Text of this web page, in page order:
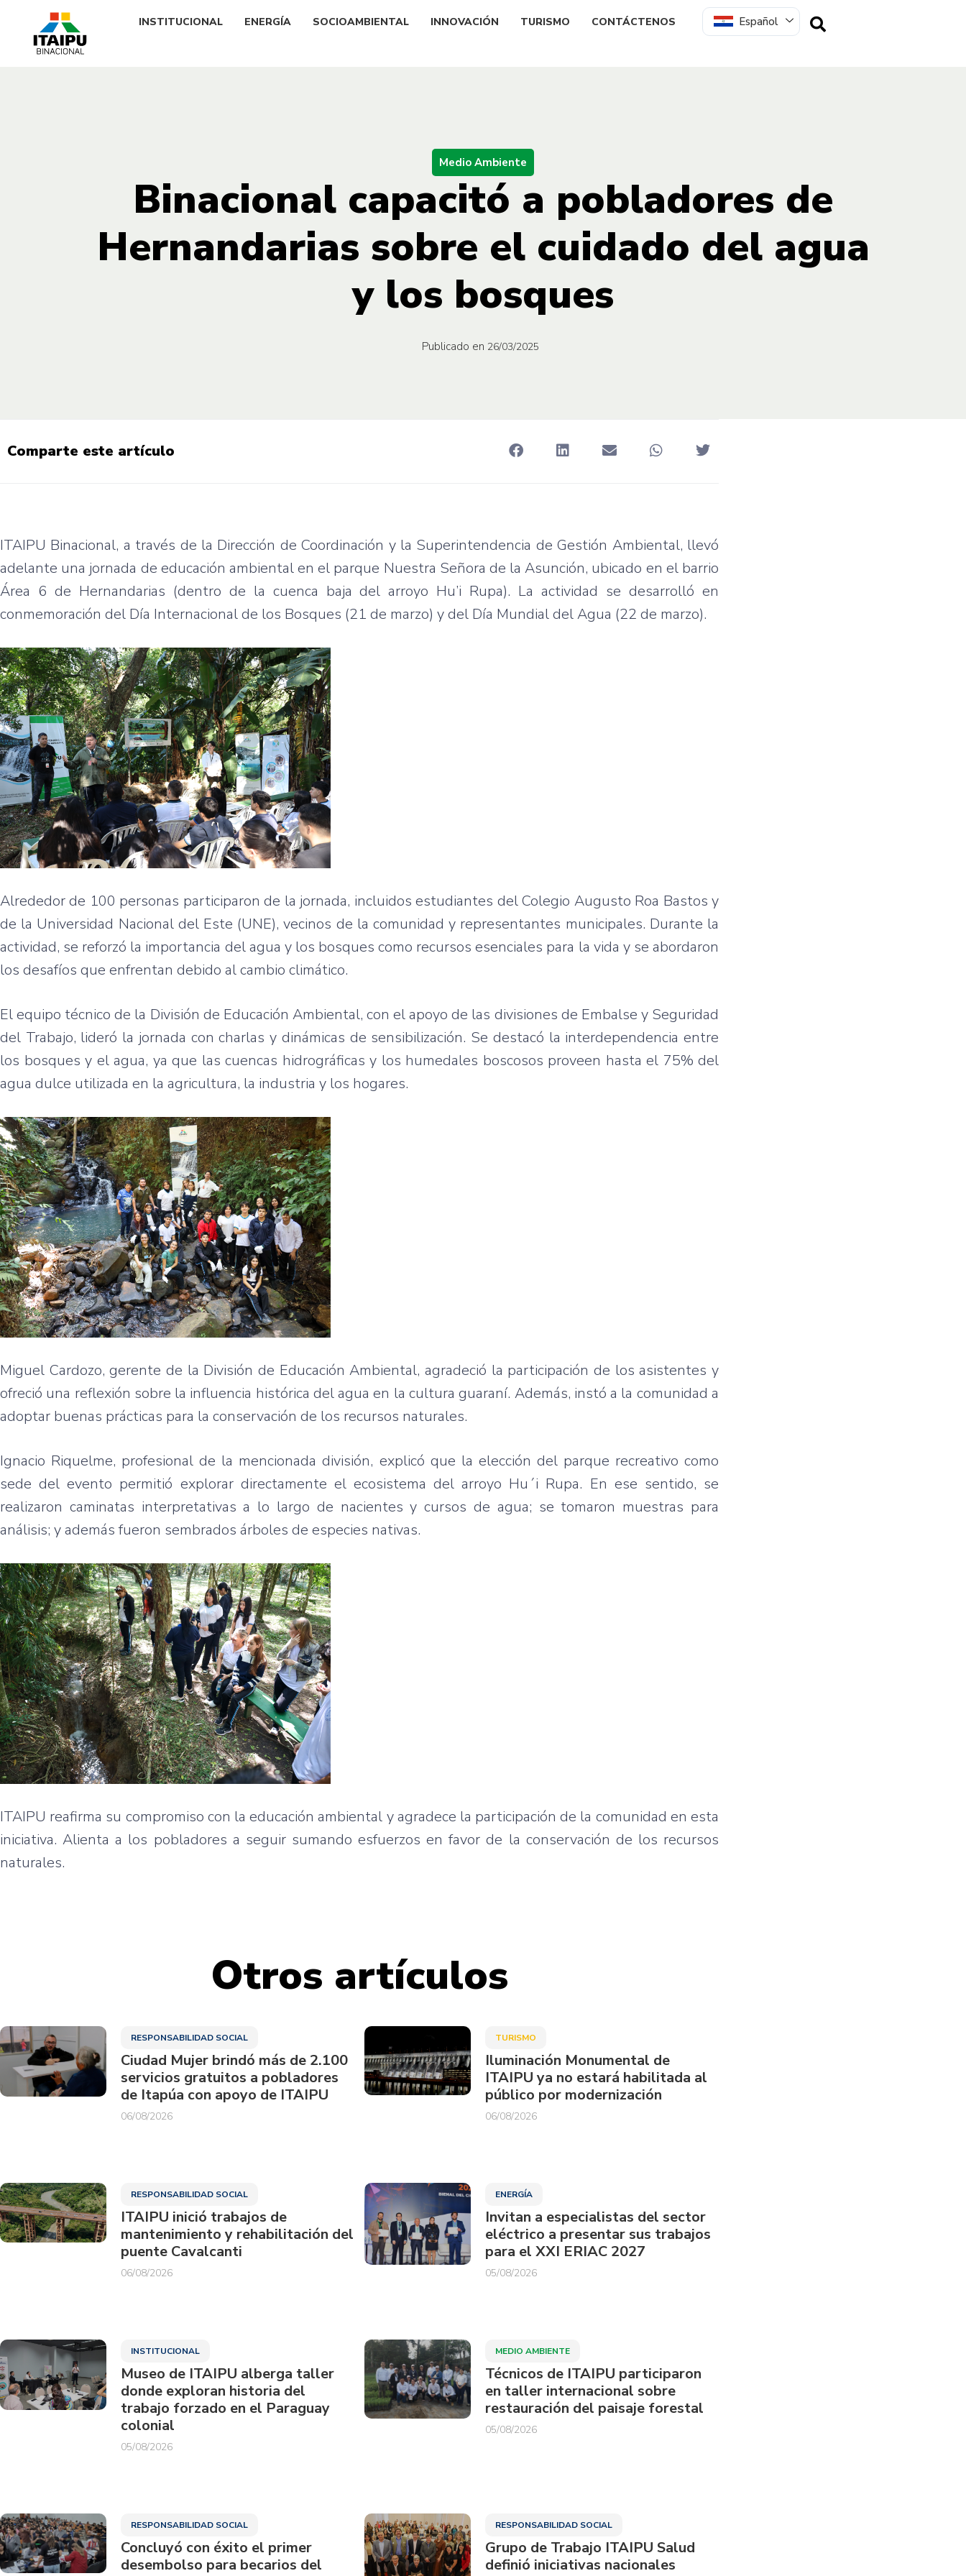
INSTITUCIONAL ENERGÍA SOCIOAMBIENTAL INNOVACIÓN TURISMO CONTÁCTENOS Español
Medio Ambiente
Binacional capacitó a pobladores de
Hernandarias sobre el cuidado del agua
y los bosques
Publicado en 26/03/2025
Comparte este artículo
ITAIPU Binacional, a través de la Dirección de Coordinación y la Superintendencia de Gestión Ambiental, llevó
adelante una jornada de educación ambiental en el parque Nuestra Señora de la Asunción, ubicado en el barrio
Área 6 de Hernandarias (dentro de la cuenca baja del arroyo Hu’i Rupa). La actividad se desarrolló en
conmemoración del Día Internacional de los Bosques (21 de marzo) y del Día Mundial del Agua (22 de marzo).
Alrededor de 100 personas participaron de la jornada, incluidos estudiantes del Colegio Augusto Roa Bastos y
de la Universidad Nacional del Este (UNE), vecinos de la comunidad y representantes municipales. Durante la
actividad, se reforzó la importancia del agua y los bosques como recursos esenciales para la vida y se abordaron
los desafíos que enfrentan debido al cambio climático.
El equipo técnico de la División de Educación Ambiental, con el apoyo de las divisiones de Embalse y Seguridad
del Trabajo, lideró la jornada con charlas y dinámicas de sensibilización. Se destacó la interdependencia entre
los bosques y el agua, ya que las cuencas hidrográficas y los humedales boscosos proveen hasta el 75% del
agua dulce utilizada en la agricultura, la industria y los hogares.
Miguel Cardozo, gerente de la División de Educación Ambiental, agradeció la participación de los asistentes y
ofreció una reflexión sobre la influencia histórica del agua en la cultura guaraní. Además, instó a la comunidad a
adoptar buenas prácticas para la conservación de los recursos naturales.
Ignacio Riquelme, profesional de la mencionada división, explicó que la elección del parque recreativo como
sede del evento permitió explorar directamente el ecosistema del arroyo Hu´i Rupa. En ese sentido, se
realizaron caminatas interpretativas a lo largo de nacientes y cursos de agua; se tomaron muestras para
análisis; y además fueron sembrados árboles de especies nativas.
ITAIPU reafirma su compromiso con la educación ambiental y agradece la participación de la comunidad en esta
iniciativa. Alienta a los pobladores a seguir sumando esfuerzos en favor de la conservación de los recursos
naturales.
Otros artículos
RESPONSABILIDAD SOCIAL
Ciudad Mujer brindó más de 2.100
servicios gratuitos a pobladores
de Itapúa con apoyo de ITAIPU
06/08/2026
TURISMO
Iluminación Monumental de
ITAIPU ya no estará habilitada al
público por modernización
06/08/2026
RESPONSABILIDAD SOCIAL
ITAIPU inició trabajos de
mantenimiento y rehabilitación del
puente Cavalcanti
06/08/2026
ENERGÍA
Invitan a especialistas del sector
eléctrico a presentar sus trabajos
para el XXI ERIAC 2027
05/08/2026
INSTITUCIONAL
Museo de ITAIPU alberga taller
donde exploran historia del
trabajo forzado en el Paraguay
colonial
05/08/2026
MEDIO AMBIENTE
Técnicos de ITAIPU participaron
en taller internacional sobre
restauración del paisaje forestal
05/08/2026
RESPONSABILIDAD SOCIAL
Concluyó con éxito el primer
desembolso para becarios del
RESPONSABILIDAD SOCIAL
Grupo de Trabajo ITAIPU Salud
definió iniciativas nacionales